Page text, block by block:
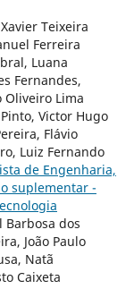
Teixeira
Ferreira
Luana
Fernandes,
Oliveiro Lima
Victor Hugo
Flávio
Luiz Fernando
de Engenharia,
suplementar -
Barbosa dos
João Paulo
Natã
Caixeta